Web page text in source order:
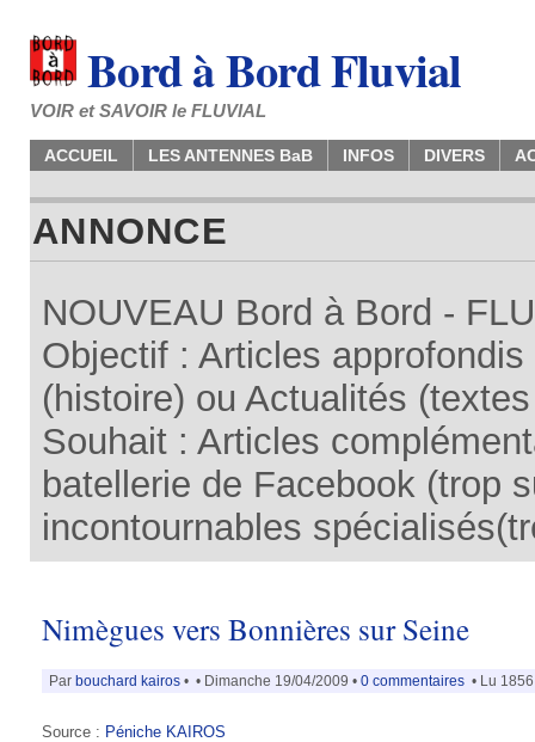
Bord à Bord Fluvial
VOIR et SAVOIR le FLUVIAL
ACCUEIL LES ANTENNES BaB INFOS DIVERS
ANNONCE
NOUVEAU Bord à Bord -
Objectif : Articles
(histoire) ou Actualités
Souhait : Articles
batellerie de Facebook (trop
incontournables
Nimègues vers Bonnières sur Seine
Par bouchard kairos • • Dimanche 19/04/2009 • 0 commentaires • Lu
Source : Péniche KAIROS